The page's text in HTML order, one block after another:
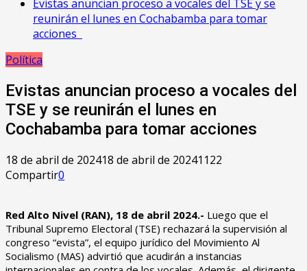
Evistas anuncian proceso a vocales del TSE y se
reunirán el lunes en Cochabamba para tomar
acciones
Política
Evistas anuncian proceso a vocales del
TSE y se reunirán el lunes en
Cochabamba para tomar acciones
18 de abril de 202418 de abril de 20241122
Compartir0
Red Alto Nivel (RAN), 18 de abril 2024.- Luego que el
Tribunal Supremo Electoral (TSE) rechazará la supervisión al
congreso “evista”, el equipo jurídico del Movimiento Al
Socialismo (MAS) advirtió que acudirán a instancias